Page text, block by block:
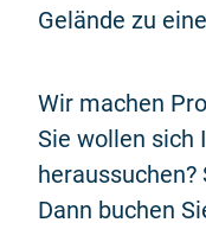
Gelände zu
Wir machen
Sie wollen sich
Dann buchen